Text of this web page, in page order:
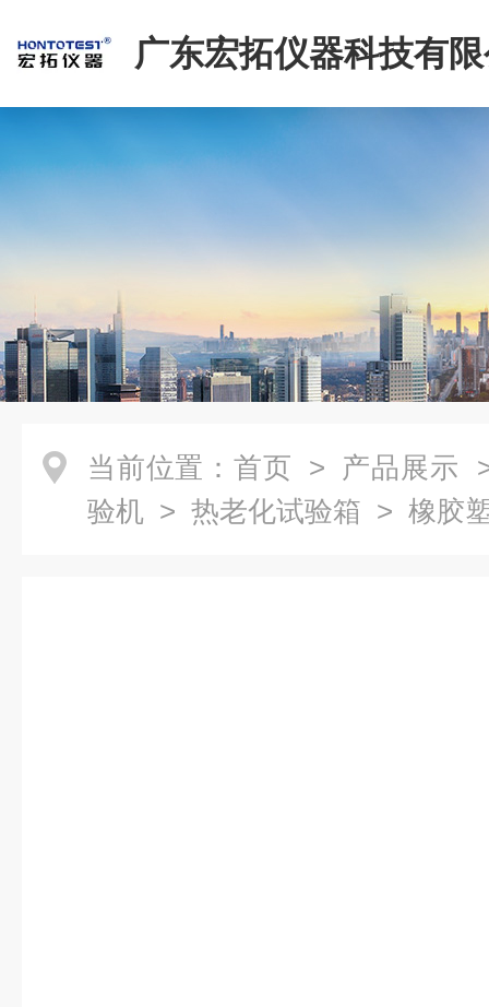
广东宏拓仪器科技有
当前位置： 首页 > 产品展示
验机 > 热老化试验箱 > 橡胶